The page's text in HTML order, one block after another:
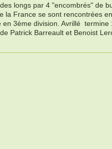
longs par 4 "encombrés" de
la France se sont rencontrées
3ème division. Avrillé
Patrick Barreault et Benoist